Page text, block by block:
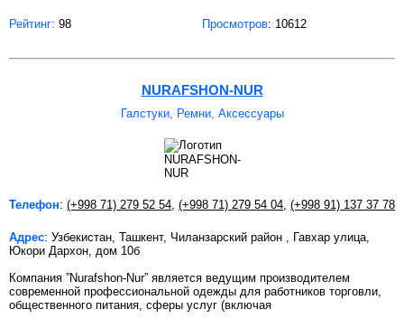
Рейтинг: 98 Просмотров: 10612
NURAFSHON-NUR
Галстуки, Ремни, Аксессуары
Телефон: (+998 71) 279 52 54 (+998 71) 279 54 04 (+998 91) 137 37 78
Адрес: Узбекистан, Ташкент, Чиланзарский район , Гавхар улица,
Юкори Дархон, дом 10б
Компания ”Nurafshon-Nur” является ведущим производителем
современной профессиональной одежды для работников торговли,
общественного питания, сферы услуг (включая